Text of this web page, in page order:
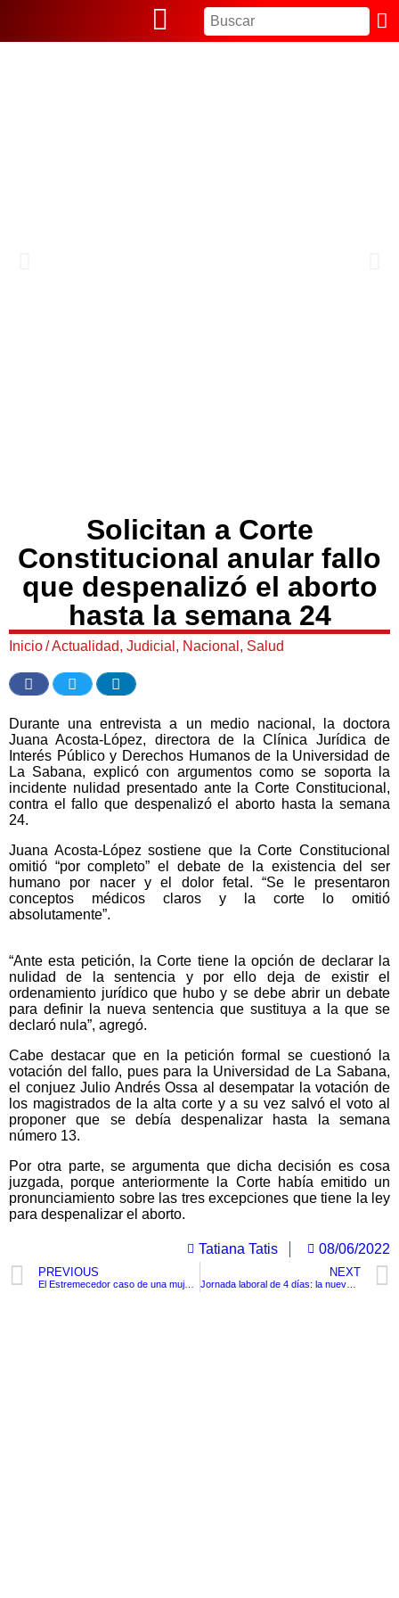
Solicitan a Corte
Constitucional anular fallo
que despenalizó el aborto
hasta la semana 24
Inicio/Actualidad, Judicial , Nacional , Salud
Durante una entrevista a un medio nacional, la doctora
Juana Acosta-López, directora de la Clínica Jurídica de
Interés Público y Derechos Humanos de la Universidad de
La Sabana, explicó con argumentos como se soporta la
incidente nulidad presentado ante la Corte Constitucional,
contra el fallo que despenalizó el aborto hasta la semana
24.
Juana Acosta-López sostiene que la Corte Constitucional
omitió “por completo” el debate de la existencia del ser
humano por nacer y el dolor fetal. “Se le presentaron
conceptos médicos claros y la corte lo omitió
absolutamente”.
“Ante esta petición, la Corte tiene la opción de declarar la
nulidad de la sentencia y por ello deja de existir el
ordenamiento jurídico que hubo y se debe abrir un debate
para definir la nueva sentencia que sustituya a la que se
declaró nula”, agregó.
Cabe destacar que en la petición formal se cuestionó la
votación del fallo, pues para la Universidad de La Sabana,
el conjuez Julio Andrés Ossa al desempatar la votación de
los magistrados de la alta corte y a su vez salvó el voto al
proponer que se debía despenalizar hasta la semana
número 13.
Por otra parte, se argumenta que dicha decisión es cosa
juzgada, porque anteriormente la Corte había emitido un
pronunciamiento sobre las tres excepciones que tiene la ley
para despenalizar el aborto.
Tatiana Tatis 08/06/2022
PREVIOUS NEXT
Jornada laboral de 4 días: la nueva iniciativa en Reino Unido